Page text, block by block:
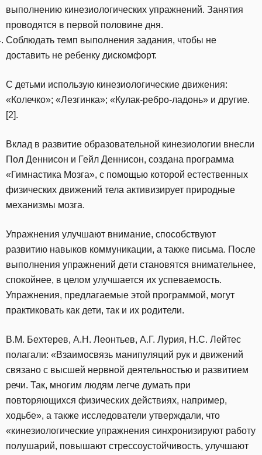
выполнению кинезиологических упражнений. Занятия
проводятся в первой половине дня.
Соблюдать темп выполнения задания, чтобы не
доставить не ребенку дискомфорт.
С детьми использую кинезиологические движения:
«Колечко»; «Лезгинка»; «Кулак-ребро-ладонь» и другие.
[2].
Вклад в развитие образовательной кинезиологии внесли
Пол Деннисон и Гейл Деннисон, создана программа
«Гимнастика Мозга», с помощью которой естественных
физических движений тела активизирует природные
механизмы мозга.
Упражнения улучшают внимание, способствуют
развитию навыков коммуникации, а также письма. После
выполнения упражнений дети становятся внимательнее,
спокойнее, в целом улучшается их успеваемость.
Упражнения, предлагаемые этой программой, могут
практиковать как дети, так и их родители.
В.М. Бехтерев, А.Н. Леонтьев, А.Г. Лурия, Н.С. Лейтес
полагали: «Взаимосвязь манипуляций рук и движений
связано с высшей нервной деятельностью и развитием
речи. Так, многим людям легче думать при
повторяющихся физических действиях, например,
ходьбе», а также исследователи утверждали, что
«кинезиологические упражнения синхронизируют работу
полушарий, повышают стрессоустойчивость, улучшают